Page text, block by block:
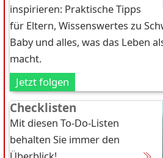
inspirieren: Praktische Tipps
für Eltern, Wissenswertes zu
Baby und alles, was das Leben
macht.
Jetzt folgen
Checklisten
Mit diesen To-Do-Listen
behalten Sie immer den